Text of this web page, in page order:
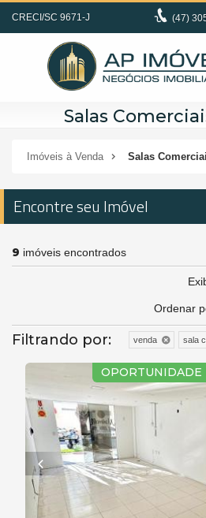
CRECI/SC 9671-J (47)
Salas
Imóveis à Venda Salas
Encontre seu Imóvel
9 imóveis encontrados
Ordenar
Filtrando por: venda sala
OPORTUNIDADE